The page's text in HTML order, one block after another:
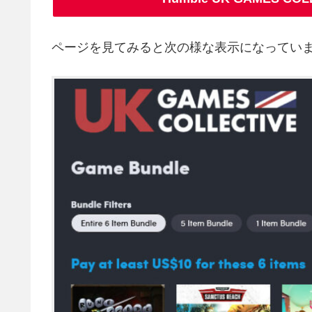
ページを見てみると次の様な表示になってい